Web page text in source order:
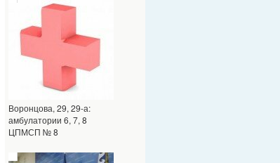
Воронцова, 29, 29-а:
амбулатории 6, 7, 8
ЦПМСП № 8